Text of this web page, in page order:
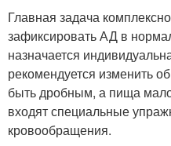
Главная задача
зафиксировать АД в
назначается
рекомендуется изменить
быть дробным, а пища
входят специальные
кровообращения.